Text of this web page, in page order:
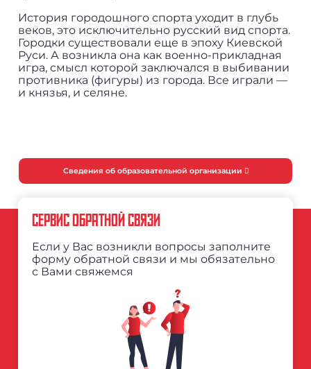
История городошного спорта уходит в глубь
веков, это исключительно русский вид спорта.
Городки существовали еще в эпоху Киевской
Руси. А возникла она как военно-прикладная
игра, смысл которой заключался в выбивании
противника (фигуры) из города. Все играли —
и князья, и селяне.
Сведения об образовательной организации
СЕРВИС ОБРАТНОЙ СВЯЗИ
Если у Вас возникли вопросы заполните
форму обратной связи и мы обязательно
с Вами свяжемся